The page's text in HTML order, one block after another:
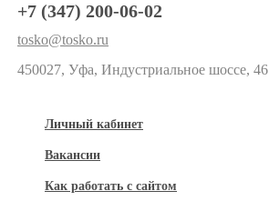
+7 (347) 200-06-02
tosko@tosko.ru
450027, Уфа, Индустриальное шоссе, 46
Личный кабинет
Вакансии
Как работать с сайтом